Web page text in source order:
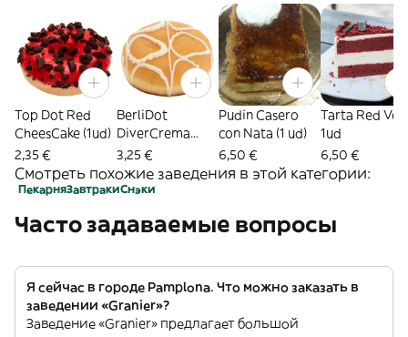
Top Dot Red
CheesCake (1ud)
2,35 €
BerliDot
DiverCrema
(1ud)
3,25 €
Pudin Casero
con Nata (1 ud)
6,50 €
Tarta Red
1ud
6,50 €
Смотреть похожие заведения в этой категории:
ПекарняЗавтракиСнэки
Часто задаваемые вопросы
Я сейчас в городе Pamplona. Что можно заказать в
заведении «Granier»?
Заведение «Granier» предлагает большой